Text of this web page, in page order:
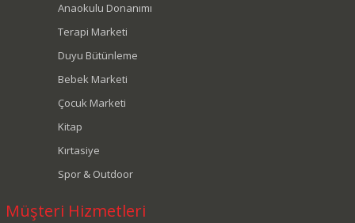
Anaokulu Donanımı
Terapi Marketi
Duyu Bütünleme
Bebek Marketi
Çocuk Marketi
Kitap
Kırtasiye
Spor & Outdoor
Müşteri Hizmetleri